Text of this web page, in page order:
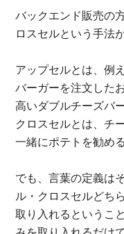
バックエンド販売の
ロスセルという手法
アップセルとは、例
バーガーを注文した
高いダブルチーズバ
クロスセルとは、チ
一緒にポテトを勧め
でも、言葉の定義は
ル・クロスセルどち
取り入れるというこ